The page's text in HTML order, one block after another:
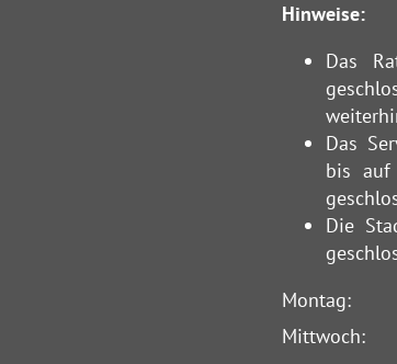
Hinweise:
Das
Das
bis auf
Die
Montag:
Mittwoch: